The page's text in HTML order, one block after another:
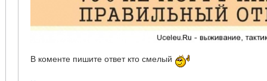
В коменте пишите ответ кто смелый